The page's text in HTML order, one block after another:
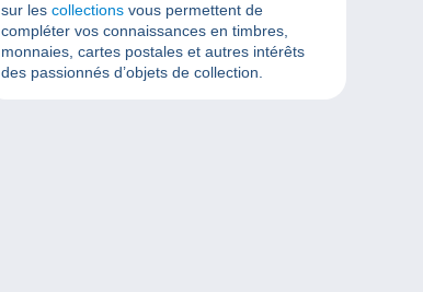
sur les collections vous permettent de
compléter vos connaissances en timbres,
monnaies, cartes postales et autres intérêts
des passionnés d’objets de collection.